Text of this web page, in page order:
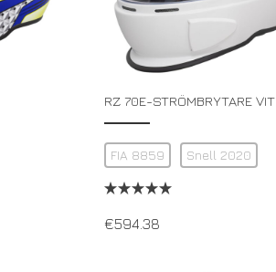
RZ 70E-STRÖMBRYTARE VIT
FIA 8859 Snell 2020
€594.38